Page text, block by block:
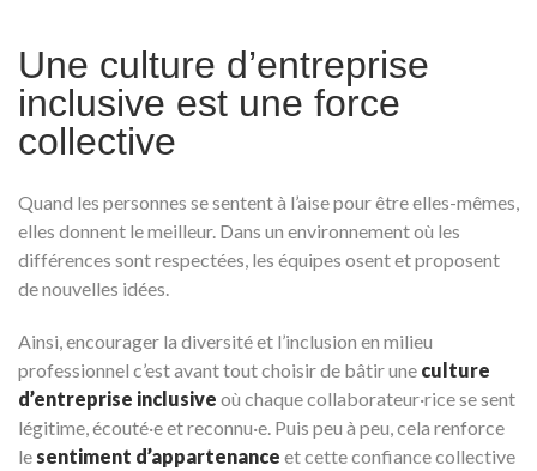
Une culture d’entreprise
inclusive est une force
collective
Quand les personnes se sentent à l’aise pour être elles-mêmes,
elles donnent le meilleur. Dans un environnement où les
différences sont respectées, les équipes osent et proposent
de nouvelles idées.
Ainsi, encourager la diversité et l’inclusion en milieu
professionnel c’est avant tout choisir de bâtir une culture
d’entreprise inclusive où chaque collaborateur·rice se sent
légitime, écouté·e et reconnu·e. Puis peu à peu, cela renforce
le sentiment d’appartenance et cette confiance collective